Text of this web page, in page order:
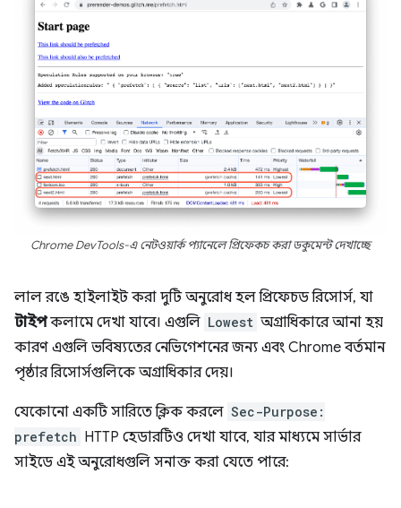
Chrome DevTools-এ নেটওয়ার্ক প্যানেলে প্রিফেকচ করা ডকুমেন্ট দেখাচ্ছে
লাল রঙে হাইলাইট করা দুটি অনুরোধ হল প্রিফেচড রিসোর্স, যা
টাইপকলামে দেখা যাবে। এগুলি Lowest অগ্রাধিকারে আনা হয়
কারণ এগুলি ভবিষ্যতের নেভিগেশনের জন্য এবং Chrome বর্তমান
পৃষ্ঠার রিসোর্সগুলিকে অগ্রাধিকার দেয়।
যেকোনো একটি সারিতে ক্লিক করলে Sec-Purpose:
prefetch HTTP হেডারটিও দেখা যাবে, যার মাধ্যমে সার্ভার
সাইডে এই অনুরোধগুলি সনাক্ত করা যেতে পারে: